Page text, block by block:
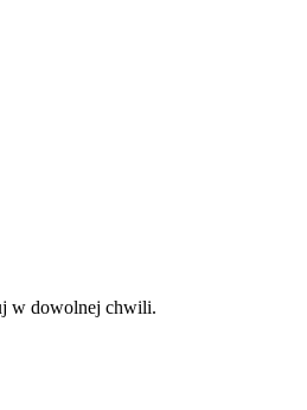
w dowolnej chwili.